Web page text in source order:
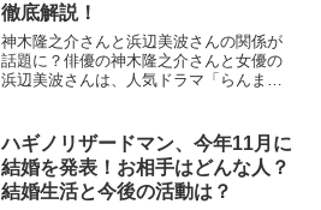
徹底解説！
神木隆之介さんと浜辺美波さんの関係が
話題に？俳優の神木隆之介さんと女優の
浜辺美波さんは、人気ドラマ「らんま
技と仲睦まじい姿に、ファンからは「本
当に結婚するのでは？」とい...
ハギノリザードマン、今年11月に
結婚を発表！お相手はどんな人？
結婚生活と今後の活動は？